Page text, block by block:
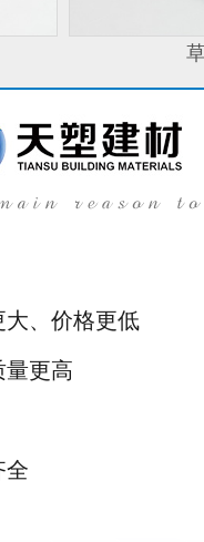
、价格更低
量更高
全